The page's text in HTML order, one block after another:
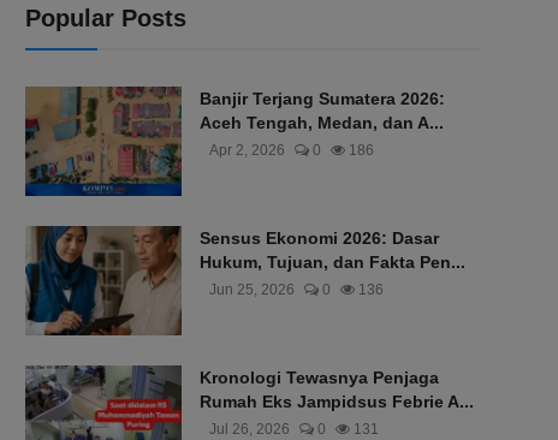
Popular Posts
Banjir Terjang Sumatera 2026:
Aceh Tengah, Medan, dan A...
Apr 2, 2026 0 186
Sensus Ekonomi 2026: Dasar
Hukum, Tujuan, dan Fakta Pen...
Jun 25, 2026 0 136
Kronologi Tewasnya Penjaga
Rumah Eks Jampidsus Febrie A...
Jul 26, 2026 0 131